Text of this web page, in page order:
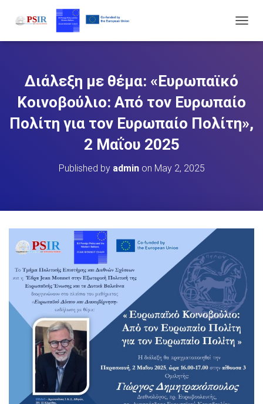
O
A
I
Διάλεξη με θέμα: «Ευρωπαϊκό
Κοινοβούλιο: Από τον Ευρωπαίο
Πολίτη για τον Ευρωπαίο Πολίτη»,
2 Μαΐου 2025
Published by adminon May 2, 2025